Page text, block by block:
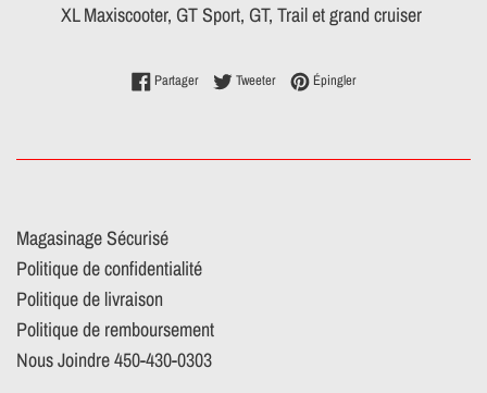
XL Maxiscooter, GT Sport, GT, Trail et grand cruiser
PartagerPartager sur Facebook
TweeterTweeter sur Twitter
ÉpinglerÉpingler sur Pinterest
Magasinage Sécurisé
Politique de confidentialité
Politique de livraison
Politique de remboursement
Nous Joindre 450-430-0303